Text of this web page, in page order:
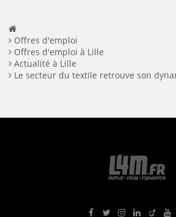
Offres d'emploi
Offres d'emploi à Lille
Actualité à Lille
Le secteur du textile retrouve son